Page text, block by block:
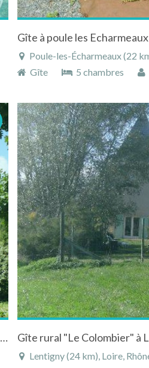
Poule-les-Écharmeaux (22
Gîte
5 chambres
Maison d'Hôtes Les Hortensias en Beaujolais à côté du village de Clochermerle.
Lentigny (24 km), Loire,